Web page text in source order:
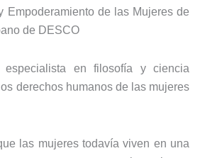
Empoderamiento de las Mujeres de
de DESCO
especialista en filosofía y ciencia
derechos humanos de las mujeres
las mujeres todavía viven en una